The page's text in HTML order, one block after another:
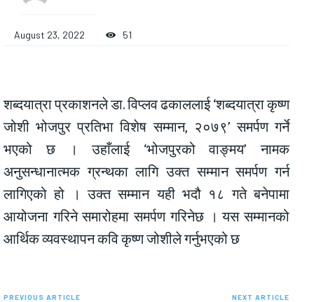
August 23, 2022 51
शब्दयात्रा प्रकाशनले डा. विप्लव ढकाललाई ‘शब्दयात्रा कृष्ण
जोशी भोजपुर प्रतिभा विशेष सम्मान, २०७९’ समर्पण गर्ने
भएको छ । उहाँलाई ‘भोजपुरको वाङ्मय’ नामक
अनुसन्धानात्मक ग्रन्थका लागि उक्त सम्मान समर्पण गर्न
लागिएको हो । उक्त सम्मान यही भदौ १८ गते बनेपामा
आयोजना गरिने समारोहमा समर्पण गरिनेछ । यस सम्मानको
आर्थिक व्यवस्थापन कवि कृष्ण जोशीले गर्नुभएको छ
PREVIOUS ARTICLE NEXT ARTICLE